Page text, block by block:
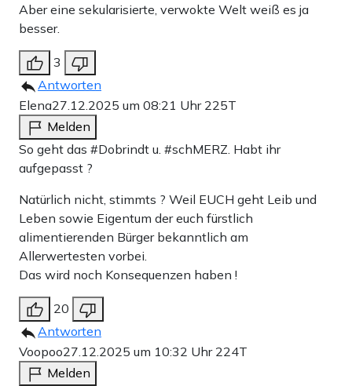
Aber eine sekularisierte, verwokte Welt weiß es ja
besser.
3
Antworten
Elena27.12.2025 um 08:21 Uhr 225T
Melden
So geht das #Dobrindt u. #schMERZ. Habt ihr
aufgepasst ?
Natürlich nicht, stimmts ? Weil EUCH geht Leib und
Leben sowie Eigentum der euch fürstlich
alimentierenden Bürger bekanntlich am
Allerwertesten vorbei.
Das wird noch Konsequenzen haben !
20
Antworten
Voopoo27.12.2025 um 10:32 Uhr 224T
Melden